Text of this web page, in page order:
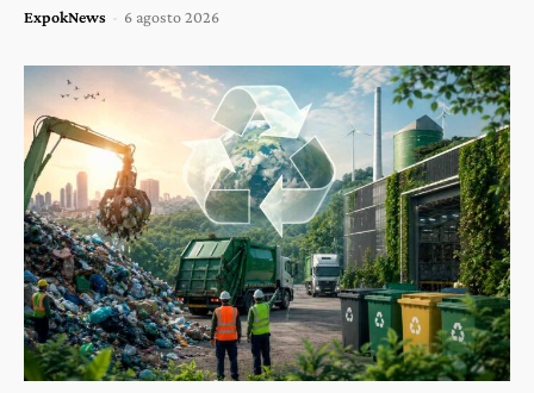
ExpokNews - 6 agosto 2026